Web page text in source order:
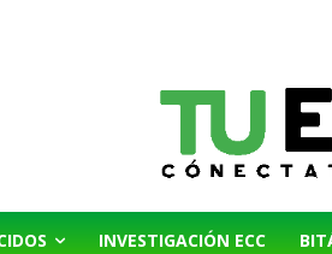
INVESTIGACIÓN ECC